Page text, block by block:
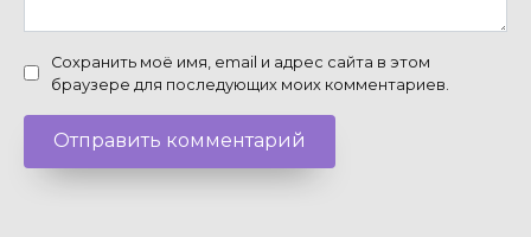
Сохранить моё имя, email и адрес сайта в этом
браузере для последующих моих комментариев.